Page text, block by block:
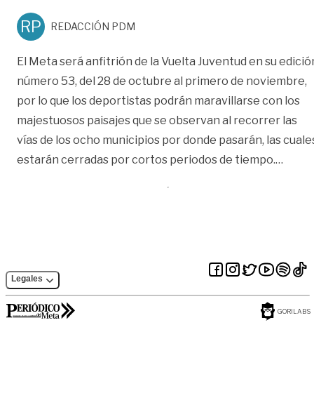
RP REDACCIÓN PDM
El Meta será anfitrión de la Vuelta Juventud en su
número 53, del 28 de octubre al primero de noviembre,
por lo que los deportistas podrán maravillarse con los
majestuosos paisajes que se observan al recorrer las
vías de los ocho municipios por donde pasarán, las
estarán cerradas por cortos periodos de tiempo.…
Legales
GORILABS